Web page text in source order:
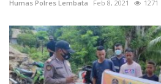
Humas Polres Lembata Feb 8, 2021 1271